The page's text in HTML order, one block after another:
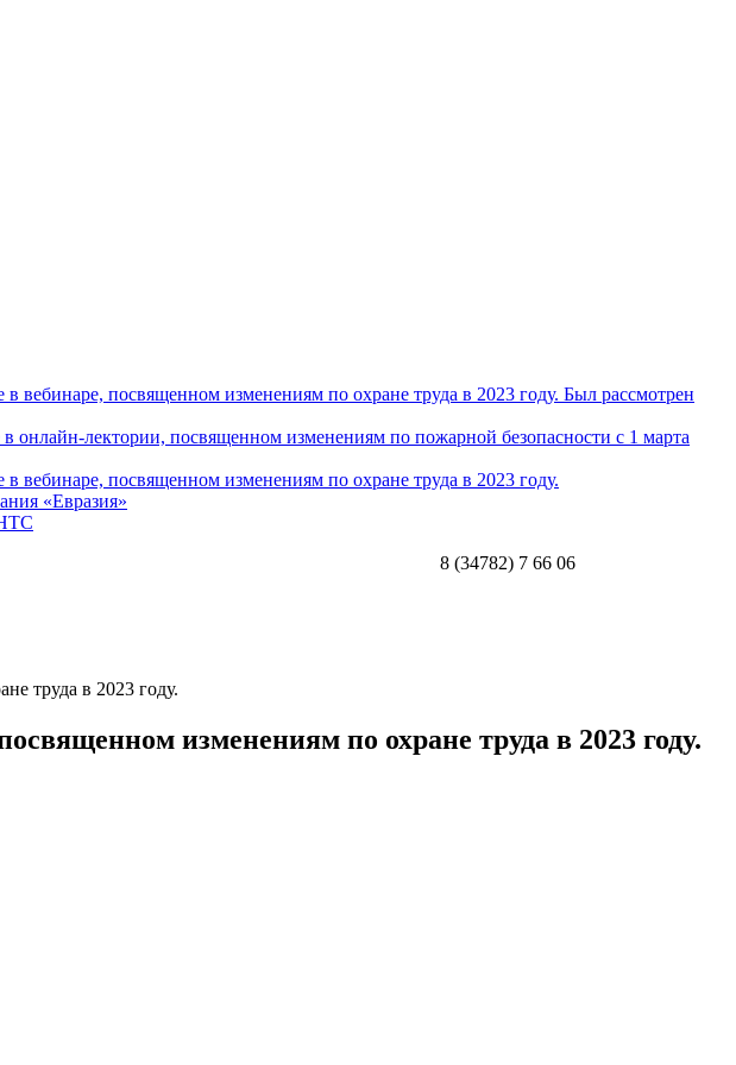
посвященном изменениям по охране труда в 2023 году. Был рассмотрен
лектории, посвященном изменениям по пожарной безопасности с 1 марта
посвященном изменениям по охране труда в 2023 году.
«Евразия»
8 (34782) 7 66 06
труда в 2023 году.
изменениям по охране труда в 2023 году.